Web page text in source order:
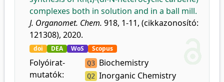
complexes both in solution and in a ball mill.
J. Organomet. Chem. 918, 1-11, (cikkazonosító:
121308), 2020.
doi DEA WoS Scopus
Folyóirat-
mutatók:
Q3 Biochemistry
Q2 Inorganic Chemistry